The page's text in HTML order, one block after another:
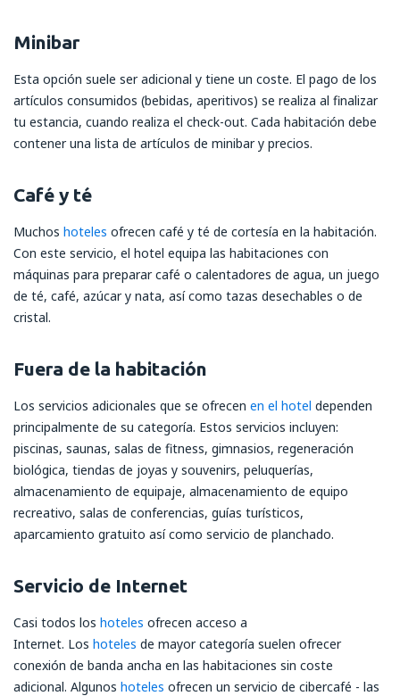
Minibar
Esta opción suele ser adicional y tiene un coste. El pago de los
artículos consumidos (bebidas, aperitivos) se realiza al finalizar
tu estancia, cuando realiza el check-out. Cada habitación debe
contener una lista de artículos de minibar y precios.
Café y té
Muchos hoteles ofrecen café y té de cortesía en la habitación.
Con este servicio, el hotel equipa las habitaciones con
máquinas para preparar café o calentadores de agua, un juego
de té, café, azúcar y nata, así como tazas desechables o de
cristal.
Fuera de la habitación
Los servicios adicionales que se ofrecen en el hotel dependen
principalmente de su categoría. Estos servicios incluyen:
piscinas, saunas, salas de fitness, gimnasios, regeneración
biológica, tiendas de joyas y souvenirs, peluquerías,
almacenamiento de equipaje, almacenamiento de equipo
recreativo, salas de conferencias, guías turísticos,
aparcamiento gratuito así como servicio de planchado.
Servicio de Internet
Casi todos los hoteles ofrecen acceso a
Internet. Los hoteles de mayor categoría suelen ofrecer
conexión de banda ancha en las habitaciones sin coste
adicional. Algunos hoteles ofrecen un servicio de cibercafé - las